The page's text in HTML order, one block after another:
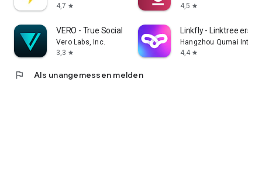
4,7 star
4,5 star
VERO - True Social
Vero Labs, Inc.
3,3 star
Linkfly - Linktree
Hangzhou Qumai
4,4 star
flag Als unangemessen melden